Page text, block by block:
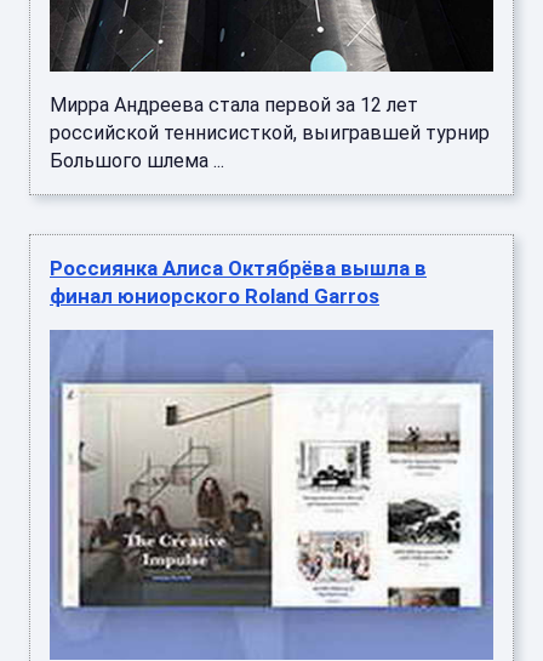
Мирра Андреева стала первой за 12 лет
российской теннисисткой, выигравшей турнир
Большого шлема ...
Россиянка Алиса Октябрёва вышла в
финал юниорского Roland Garros